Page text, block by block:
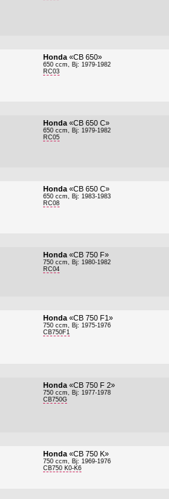
Honda «CB 650»
650 ccm, Bj: 1979-1982
RC03
Honda «CB 650 C»
650 ccm, Bj: 1979-1982
RC05
Honda «CB 650 C»
650 ccm, Bj: 1983-1983
RC08
Honda «CB 750 F»
750 ccm, Bj: 1980-1982
RC04
Honda «CB 750 F1»
750 ccm, Bj: 1975-1976
CB750F1
Honda «CB 750 F 2»
750 ccm, Bj: 1977-1978
CB750G
Honda «CB 750 K»
750 ccm, Bj: 1969-1976
CB750 K0-K6